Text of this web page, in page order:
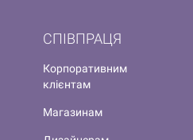
СПІВПРАЦЯ
Корпоративним
клієнтам
Магазинам